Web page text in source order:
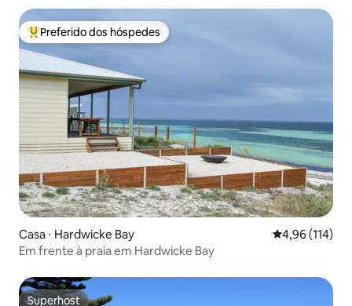
Entre os melhores preferidos dos hóspedes
Preferido dos hóspedes
Casa ⋅ Hardwicke Bay 4,96 de uma
4,96 (114)
Em frente à praia em Hardwicke Bay
Superhost